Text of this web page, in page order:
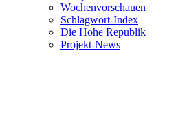
Wochenvorschauen
Schlagwort-Index
Die Hohe Republik
Projekt-News